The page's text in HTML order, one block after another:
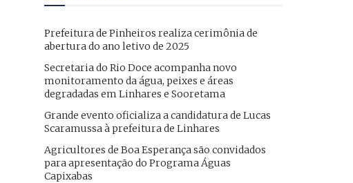
Prefeitura de Pinheiros realiza cerimônia de
abertura do ano letivo de 2025
Secretaria do Rio Doce acompanha novo
monitoramento da água, peixes e áreas
degradadas em Linhares e Sooretama
Grande evento oficializa a candidatura de Lucas
Scaramussa à prefeitura de Linhares
Agricultores de Boa Esperança são convidados
para apresentação do Programa Águas
Capixabas